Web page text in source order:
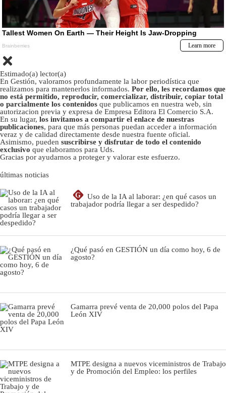
Estimado(a) lector(a)
En Gestión, valoramos profundamente la labor periodística que
realizamos para mantenerlos informados. Por ello, les recordamos que
no está permitido, reproducir, comercializar, distribuir, copiar total
o parcialmente los contenidos que publicamos en nuestra web, sin
autorizacion previa y expresa de Empresa Editora El Comercio S.A.
En su lugar, los invitamos a compartir el enlace de nuestras
publicaciones, para que más personas puedan acceder a información
veraz y de calidad directamente desde nuestra fuente oficial.
Asimismo, pueden suscribirse y disfrutar de todo el contenido
exclusivo que elaboramos para Uds.
Gracias por ayudarnos a proteger y valorar este esfuerzo.
últimas noticias
G
Uso de la IA al laborar: ¿en qué casos un
trabajador podría llegar a ser despedido?
¿Qué pasó en GESTIÓN un día como hoy, 6 de
agosto?
Gamarra prevé venta de 20,000 polos del Papa
León XIV
MTPE designa a nuevos viceministros de Trabajo
y de Promoción del Empleo: los perfiles